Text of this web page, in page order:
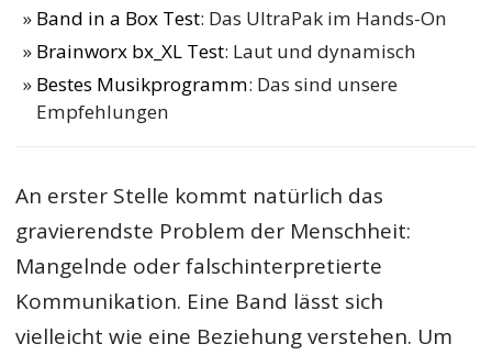
Band in a Box Test: Das UltraPak im Hands-On
Brainworx bx_XL Test: Laut und dynamisch
Bestes Musikprogramm: Das sind unsere
Empfehlungen
An erster Stelle kommt natürlich das
gravierendste Problem der Menschheit:
Mangelnde oder falschinterpretierte
Kommunikation. Eine Band lässt sich
vielleicht wie eine Beziehung verstehen. Um